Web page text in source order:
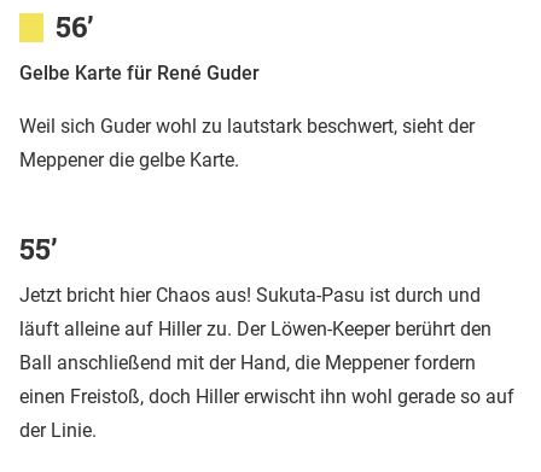
56’
Gelbe Karte für René Guder
Weil sich Guder wohl zu lautstark beschwert, sieht der
Meppener die gelbe Karte.
55’
Jetzt bricht hier Chaos aus! Sukuta-Pasu ist durch und
läuft alleine auf Hiller zu. Der Löwen-Keeper berührt den
Ball anschließend mit der Hand, die Meppener fordern
einen Freistoß, doch Hiller erwischt ihn wohl gerade so auf
der Linie.